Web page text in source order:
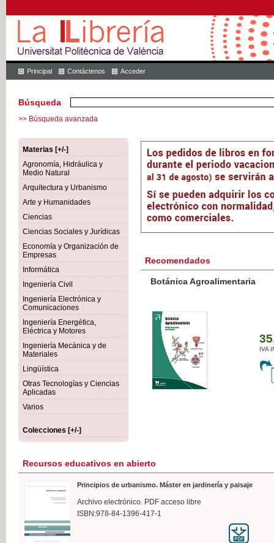
Principal Contáctenos Acceder
Búsqueda
>> Búsqueda avanzada
Materias [+/-]
Agronomía, Hidráulica y
Medio Natural
Arquitectura y Urbanismo
Arte y Humanidades
Ciencias
Ciencias Sociales y Jurídicas
Economía y Organización de
Empresas
Informática
Ingeniería Civil
Ingeniería Electrónica y
Comunicaciones
Ingeniería Energética,
Eléctrica y Motores
Ingeniería Mecánica y de
Materiales
Lingüística
Otras Tecnologías y Ciencias
Aplicadas
Varios
Colecciones [+/-]
Recomendados
Botánica Agroalimentaria
IVA
Recursos educativos en abierto
Principios de urbanismo. Máster en jardinería y paisaje
Archivo electrónico. PDF acceso libre
ISBN:978-84-1396-417-1